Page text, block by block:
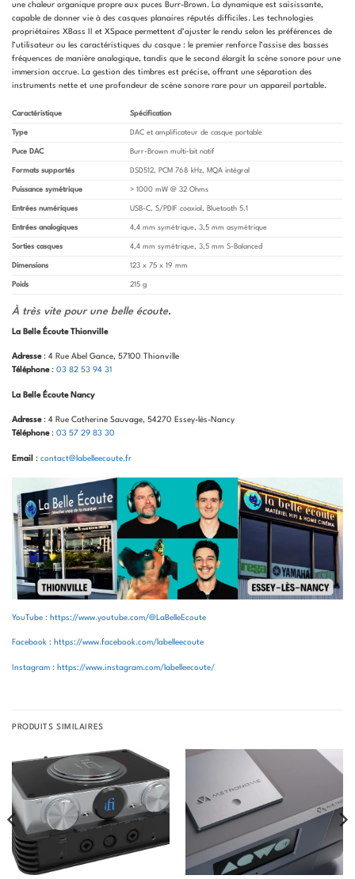
une chaleur organique propre aux puces Burr-Brown. La dynamique est saisissante,
capable de donner vie à des casques planaires réputés difficiles. Les technologies
propriétaires XBass II et XSpace permettent d’ajuster le rendu selon les préférences de
l’utilisateur ou les caractéristiques du casque : le premier renforce l’assise des basses
fréquences de manière analogique, tandis que le second élargit la scène sonore pour une
immersion accrue. La gestion des timbres est précise, offrant une séparation des
instruments nette et une profondeur de scène sonore rare pour un appareil portable.
Caractéristique Spécification
Type DAC et amplificateur de casque portable
Puce DAC Burr-Brown multi-bit natif
Formats supportés DSD512, PCM 768 kHz, MQA intégral
Puissance symétrique > 1000 mW @ 32 Ohms
Entrées numériques USB-C, S/PDIF coaxial, Bluetooth 5.1
Entrées analogiques 4,4 mm symétrique, 3,5 mm asymétrique
Sorties casques 4,4 mm symétrique, 3,5 mm S-Balanced
Dimensions 123 x 75 x 19 mm
Poids 215 g
À très vite pour une belle écoute.
La Belle Écoute Thionville
Adresse: 4 Rue Abel Gance, 57100 Thionville
Téléphone: 03 82 53 94 31
La Belle Écoute Nancy
Adresse: 4 Rue Catherine Sauvage, 54270 Essey-lès-Nancy
Téléphone: 03 57 29 83 30
Email : contact@labelleecoute.fr
YouTube : https://www.youtube.com/@LaBelleEcoute
Facebook : https://www.facebook.com/labelleecoute
Instagram : https://www.instagram.com/labelleecoute/
PRODUITS SIMILAIRES